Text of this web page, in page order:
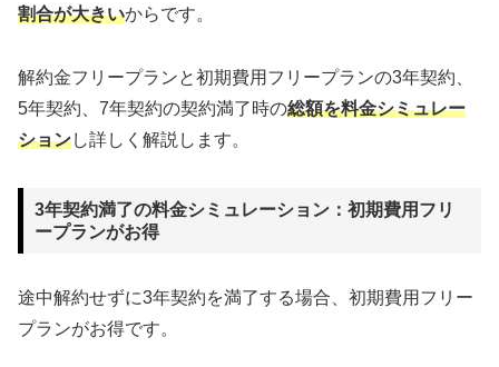
割合が大きいからです。
解約金フリープランと初期費用フリープランの3年契約、
5年契約、7年契約の契約満了時の総額を料金シミュレー
ションし詳しく解説します。
3年契約満了の料金シミュレーション：初期費用フリ
ープランがお得
途中解約せずに3年契約を満了する場合、初期費用フリー
プランがお得です。